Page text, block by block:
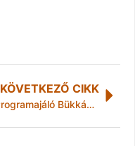
KÖVETKEZŐ CIKK
Programajáló Bükkábrányból